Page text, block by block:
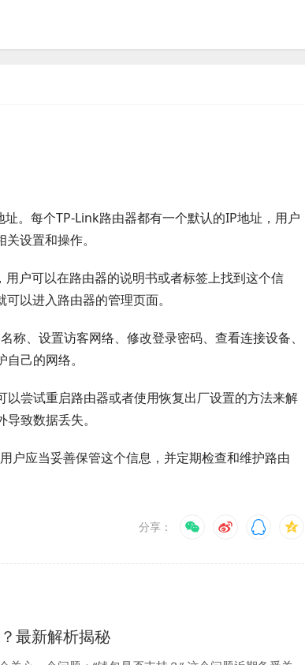
。每个TP-Link路由器都有一个默认的IP地址，用户
设置和操作。
户可以在路由器的说明书或者标签上找到这个信
以进入路由器的管理页面。
、设置访客网络、修改登录密码、查看连接设备、
己的网络。
尝试重启路由器或者使用恢复出厂设置的方法来解
致数据丢失。
户应当妥善保管这个信息，并定期检查和维护路由
分享：
最新解析揭秘